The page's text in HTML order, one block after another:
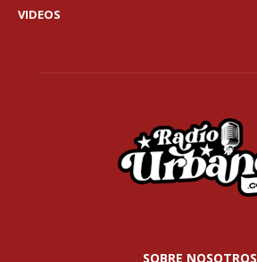
VIDEOS
SOBRE NOSOTROS